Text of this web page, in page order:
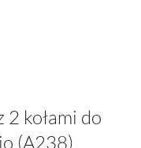
2 kołami do
(A238)